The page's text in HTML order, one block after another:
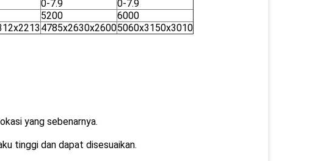
0-7.9
0-7.9
5200
6000
4785x2630x26005060x3150x3010
yang sebenarnya.
tinggi dan dapat disesuaikan.